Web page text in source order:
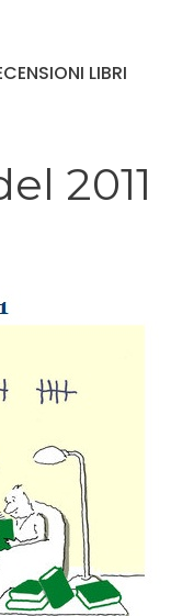
LIBRI
2011